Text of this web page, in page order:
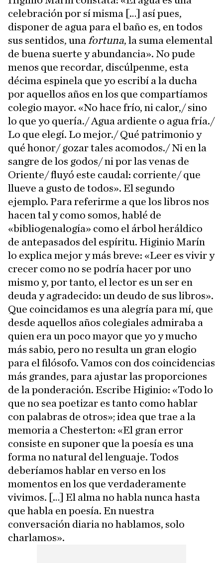
celebración por sí misma […] así pues,
disponer de agua para el baño es, en todos
sus sentidos, una fortuna, la suma elemental
de buena suerte y abundancia». No pude
menos que recordar, discúlpenme, esta
décima espinela que yo escribí a la ducha
por aquellos años en los que compartíamos
colegio mayor. «No hace frío, ni calor,/ sino
lo que yo quería./ Agua ardiente o agua fría./
Lo que elegí. Lo mejor./ Qué patrimonio y
qué honor/ gozar tales acomodos./ Ni en la
sangre de los godos/ ni por las venas de
Oriente/ fluyó este caudal: corriente/ que
llueve a gusto de todos». El segundo
ejemplo. Para referirme a que los libros nos
hacen tal y como somos, hablé de
«bibliogenalogía» como el árbol heráldico
de antepasados del espíritu. Higinio Marín
lo explica mejor y más breve: «Leer es vivir y
crecer como no se podría hacer por uno
mismo y, por tanto, el lector es un ser en
deuda y agradecido: un deudo de sus libros».
Que coincidamos es una alegría para mí, que
desde aquellos años colegiales admiraba a
quien era un poco mayor que yo y mucho
más sabio, pero no resulta un gran elogio
para el filósofo. Vamos con dos coincidencias
más grandes, para ajustar las proporciones
de la ponderación. Escribe Higinio: «Todo lo
que no sea poetizar es tanto como hablar
con palabras de otros»; idea que trae a la
memoria a Chesterton: «El gran error
consiste en suponer que la poesía es una
forma no natural del lenguaje. Todos
deberíamos hablar en verso en los
momentos en los que verdaderamente
vivimos. […] El alma no habla nunca hasta
que habla en poesía. En nuestra
conversación diaria no hablamos, solo
charlamos».